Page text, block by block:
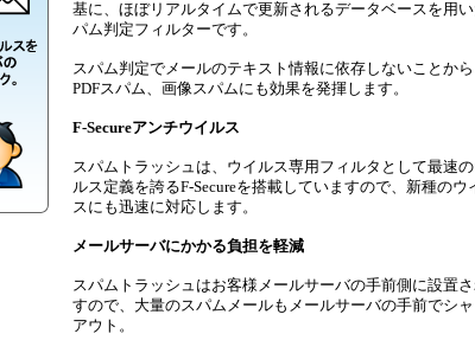
基に、ほぼリアルタイムで更新されるデータベースを用
パム判定フィルターです。
スパム判定でメールのテキスト情報に依存しないことから
PDFスパム、画像スパムにも効果を発揮します。
F-Secureアンチウイルス
スパムトラッシュは、ウイルス専用フィルタとして最速の
ルス定義を誇るF-Secureを搭載していますので、新種のウ
スにも迅速に対応します。
メールサーバにかかる負担を軽減
スパムトラッシュはお客様メールサーバの手前側に設置さ
すので、大量のスパムメールもメールサーバの手前でシャ
アウト。